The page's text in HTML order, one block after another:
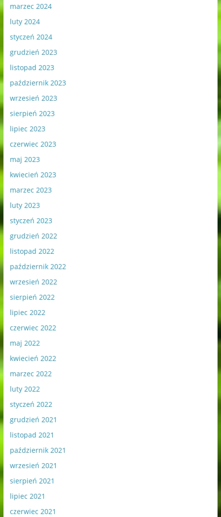
marzec 2024
luty 2024
styczeń 2024
grudzień 2023
listopad 2023
październik 2023
wrzesień 2023
sierpień 2023
lipiec 2023
czerwiec 2023
maj 2023
kwiecień 2023
marzec 2023
luty 2023
styczeń 2023
grudzień 2022
listopad 2022
październik 2022
wrzesień 2022
sierpień 2022
lipiec 2022
czerwiec 2022
maj 2022
kwiecień 2022
marzec 2022
luty 2022
styczeń 2022
grudzień 2021
listopad 2021
październik 2021
wrzesień 2021
sierpień 2021
lipiec 2021
czerwiec 2021